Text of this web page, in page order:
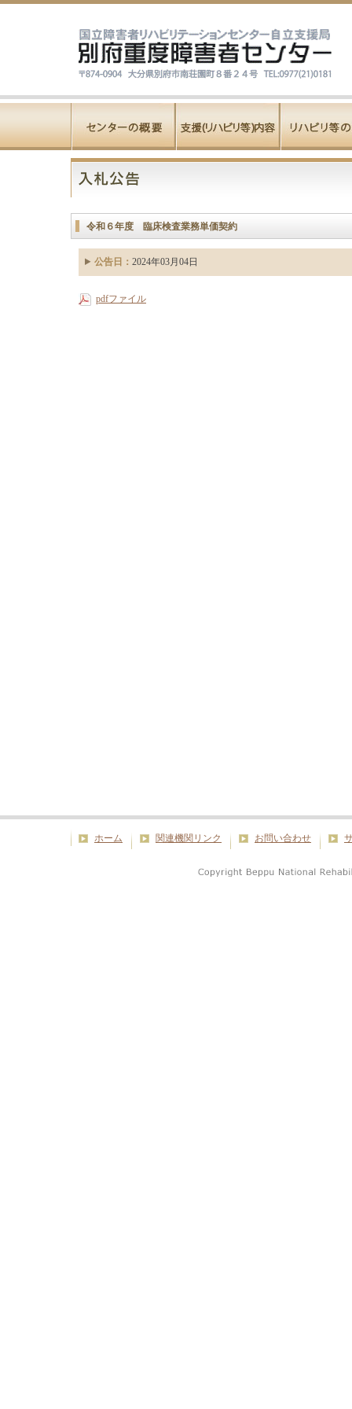
令和６年度 臨床検査業務単価契約
公告日： 2024年03月04日
pdfファイル
ホーム 関連機関リンク お問い合わせ